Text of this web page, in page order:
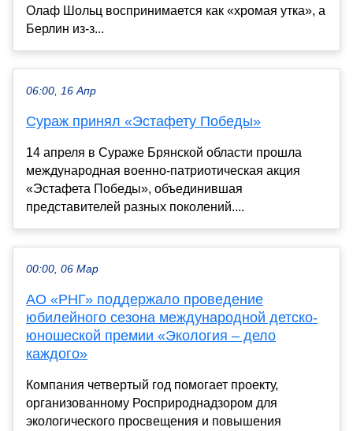
Олаф Шольц воспринимается как «хромая утка», а
Берлин из-з...
06:00, 16 Апр
Сураж принял «Эстафету Победы»
14 апреля в Сураже Брянской области прошла
международная военно-патриотическая акция
«Эстафета Победы», объединившая
представителей разных поколений....
00:00, 06 Мар
АО «РНГ» поддержало проведение
юбилейного сезона международной детско-
юношеской премии «Экология – дело
каждого»
Компания четвертый год помогает проекту,
организованному Росприроднадзором для
экологического просвещения и повышения